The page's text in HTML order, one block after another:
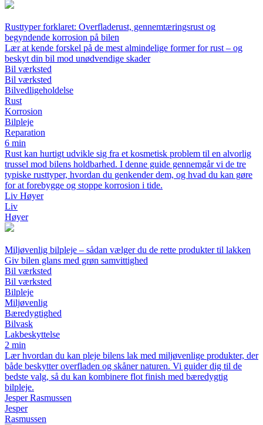
Rusttyper forklaret: Overfladerust, gennemtæringsrust og
begyndende korrosion på bilen
Lær at kende forskel på de mest almindelige former for rust – og
beskyt din bil mod unødvendige skader
Bil værksted
Bil værksted
Bilvedligeholdelse
Rust
Korrosion
Bilpleje
Reparation
6 min
Rust kan hurtigt udvikle sig fra et kosmetisk problem til en alvorlig
trussel mod bilens holdbarhed. I denne guide gennemgår vi de tre
typiske rusttyper, hvordan du genkender dem, og hvad du kan gøre
for at forebygge og stoppe korrosion i tide.
Liv Høyer
Liv
Høyer
Miljøvenlig bilpleje – sådan vælger du de rette produkter til lakken
Giv bilen glans med grøn samvittighed
Bil værksted
Bil værksted
Bilpleje
Miljøvenlig
Bæredygtighed
Bilvask
Lakbeskyttelse
2 min
Lær hvordan du kan pleje bilens lak med miljøvenlige produkter, der
både beskytter overfladen og skåner naturen. Vi guider dig til de
bedste valg, så du kan kombinere flot finish med bæredygtig
bilpleje.
Jesper Rasmussen
Jesper
Rasmussen